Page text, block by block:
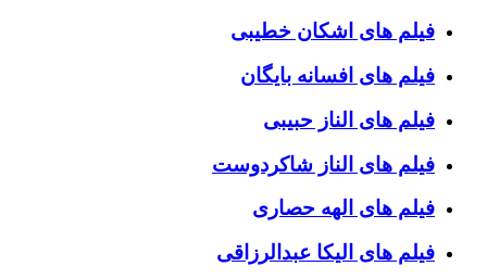
فیلم های اشکان خطیبی
فیلم های افسانه بایگان
فیلم های الناز حبیبی
فیلم های الناز شاکردوست
فیلم های الهه حصاری
فیلم های الیکا عبدالرزاقی